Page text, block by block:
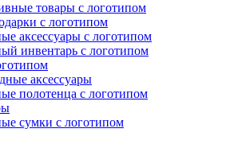
товары с логотипом
с логотипом
аксессуары с логотипом
инвентарь с логотипом
аксессуары
полотенца с логотипом
сумки с логотипом